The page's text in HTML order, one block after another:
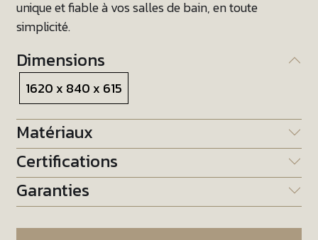
unique et fiable à vos salles de bain, en toute
simplicité.
Dimensions
1620 x 840 x 615
Matériaux
Certifications
Garanties